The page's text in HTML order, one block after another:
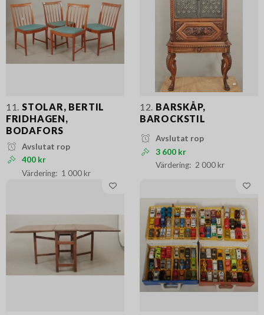
11.
STOLAR, BERTIL
FRIDHAGEN,
BODAFORS
Avslutat rop
400 kr
1 000 kr
12. BARSKÅP,
BAROCKSTIL
Avslutat rop
3 600 kr
2 000 kr